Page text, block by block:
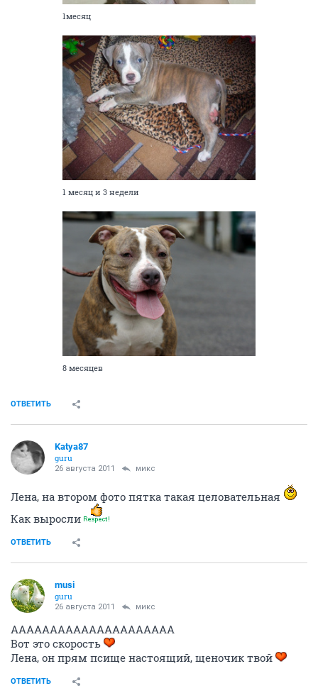
1месяц
1 месяц и 3 недели
8 месяцев
ОТВЕТИТЬ
Katya87
guru
26 августа 2011 микс
Лена, на втором фото пятка такая целовательная
Как выросли
ОТВЕТИТЬ
musi
guru
26 августа 2011 микс
ААААААААААААААААААААА
Вот это скорость
Лена, он прям псище настоящий, щеночик твой
ОТВЕТИТЬ